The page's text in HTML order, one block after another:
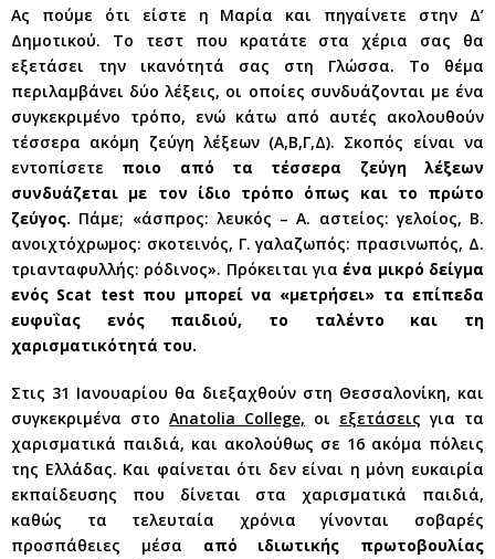
Ας πούμε ότι είστε η Μαρία και πηγαίνετε στην Δ’
Δημοτικού. Το τεστ που κρατάτε στα χέρια σας θα
εξετάσει την ικανότητά σας στη Γλώσσα. Το θέμα
περιλαμβάνει δύο λέξεις, οι οποίες συνδυάζονται με ένα
συγκεκριμένο τρόπο, ενώ κάτω από αυτές ακολουθούν
τέσσερα ακόμη ζεύγη λέξεων (Α,Β,Γ,Δ). Σκοπός είναι να
εντοπίσετε ποιο από τα τέσσερα ζεύγη λέξεων
συνδυάζεται με τον ίδιο τρόπο όπως και το πρώτο
ζεύγος. Πάμε; «άσπρος: λευκός – A. αστείος: γελοίος, B.
ανοιχτόχρωμος: σκοτεινός, Γ. γαλαζωπός: πρασινωπός, Δ.
τριανταφυλλής: ρόδινος». Πρόκειται γιαένα μικρό δείγμα
ενός Scat test που μπορεί να «μετρήσει» τα επίπεδα
ευφυΐας ενός παιδιού, το ταλέντο και τη
χαρισματικότητά του.
Στις 31 Ιανουαρίου θα διεξαχθούν στη Θεσσαλονίκη, και
συγκεκριμένα στο Anatolia College, οι εξετάσεις για τα
χαρισματικά παιδιά, και ακολούθως σε 16 ακόμα πόλεις
της Ελλάδας. Και φαίνεται ότι δεν είναι η μόνη ευκαιρία
εκπαίδευσης που δίνεται στα χαρισματικά παιδιά,
καθώς τα τελευταία χρόνια γίνονται σοβαρές
προσπάθειες μέσα από ιδιωτικής πρωτοβουλίας